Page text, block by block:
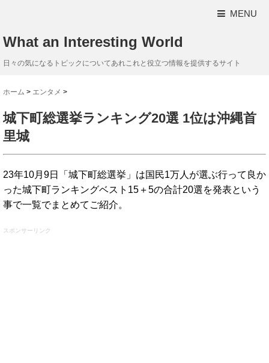
MENU
What an Interesting World
日々の気になるトピックについてあれこれと役立つ情報を提供するサイト
ホーム > エンタメ >
城下町総選挙ランキング20選 1位は沖縄首
里城
23年10月9日「城下町総選挙」は国民1万人が選ぶ行って良か
った城下町ランキングベスト15＋5の合計20選を発表という
事で一覧でまとめてご紹介。
スポンサーリンク